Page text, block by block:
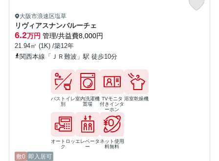
大阪市浪速区塩草
リヴィアスナンバルーチェ
6.2万円 管理/共益費8,000円
21.94㎡ (1K) /築12年
関西本線「ＪＲ難波」駅 徒歩10分
バストイレ
別
室内洗濯機
置場
TVモニタ
付きインタ
ーホン
浴室乾燥機
オートロッ
ク
エレベータ
ー
ネット使用
料無料
敷0 即入居可